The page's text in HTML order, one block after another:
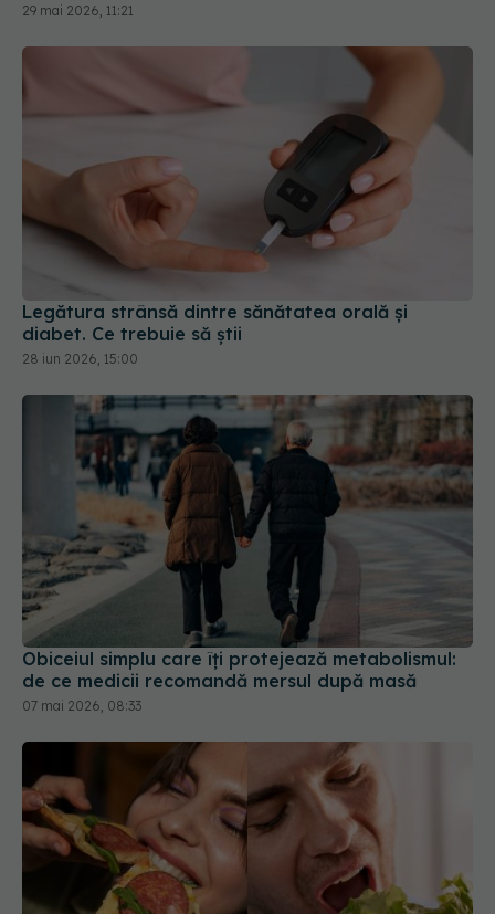
29 mai 2026, 11:21
Legătura strânsă dintre sănătatea orală și
diabet. Ce trebuie să știi
28 iun 2026, 15:00
Obiceiul simplu care îți protejează metabolismul:
de ce medicii recomandă mersul după masă
07 mai 2026, 08:33